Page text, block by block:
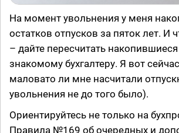
На момент увольнения у меня
остатков отпусков за пяток лет. И
– дайте пересчитать
знакомому бухгалтеру. Я вот
маловато ли мне насчитали
увольнения не до того было).
Ориентируйтесь не только на
Правила №169 об очередных и